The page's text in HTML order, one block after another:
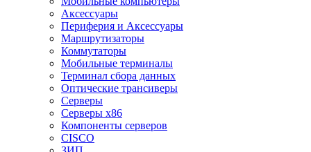
Аксессуары
Периферия и Аксессуары
Маршрутизаторы
Коммутаторы
Мобильные терминалы
Терминал сбора данных
Оптические трансиверы
Серверы
Серверы x86
Компоненты серверов
CISCO